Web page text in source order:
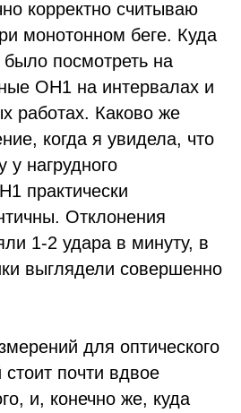
корректно считываю
монотонном беге. Куда
посмотреть на
OH1 на интервалах и
работах. Каково же
когда я увидела, что
у нагрудного
практически
Отклонения
1-2 удара в минуту, в
выглядели совершенно
для оптического
почти вдвое
и, конечно же, куда